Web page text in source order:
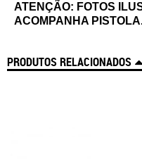
ATENÇÃO: FOTOS
ACOMPANHA
PRODUTOS RELACIONADOS